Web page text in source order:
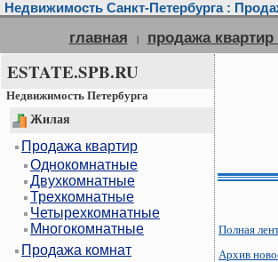
Недвижимость Санкт-Петербурга :
главная | продажа квартир
ESTATE.SPB.RU
Недвижимость Петербурга
Жилая
Продажа квартир
Однокомнатные
Двухкомнатные
Трехкомнатные
Четырехкомнатные
Многокомнатные
Продажа комнат
Полная
Архив